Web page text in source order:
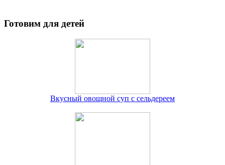
Готовим для детей
Вкусный овощной суп с сельдереем